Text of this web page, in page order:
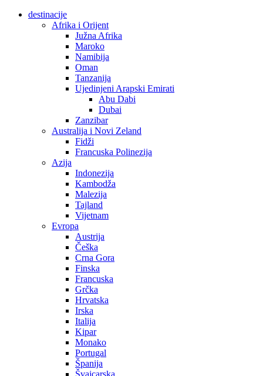
destinacije
Afrika i Orijent
Južna Afrika
Maroko
Namibija
Oman
Tanzanija
Ujedinjeni Arapski Emirati
Abu Dabi
Dubai
Zanzibar
Australija i Novi Zeland
Fidži
Francuska Polinezija
Azija
Indonezija
Kambodža
Malezija
Tajland
Vijetnam
Evropa
Austrija
Češka
Crna Gora
Finska
Francuska
Grčka
Hrvatska
Irska
Italija
Kipar
Monako
Portugal
Španija
Švajcarska